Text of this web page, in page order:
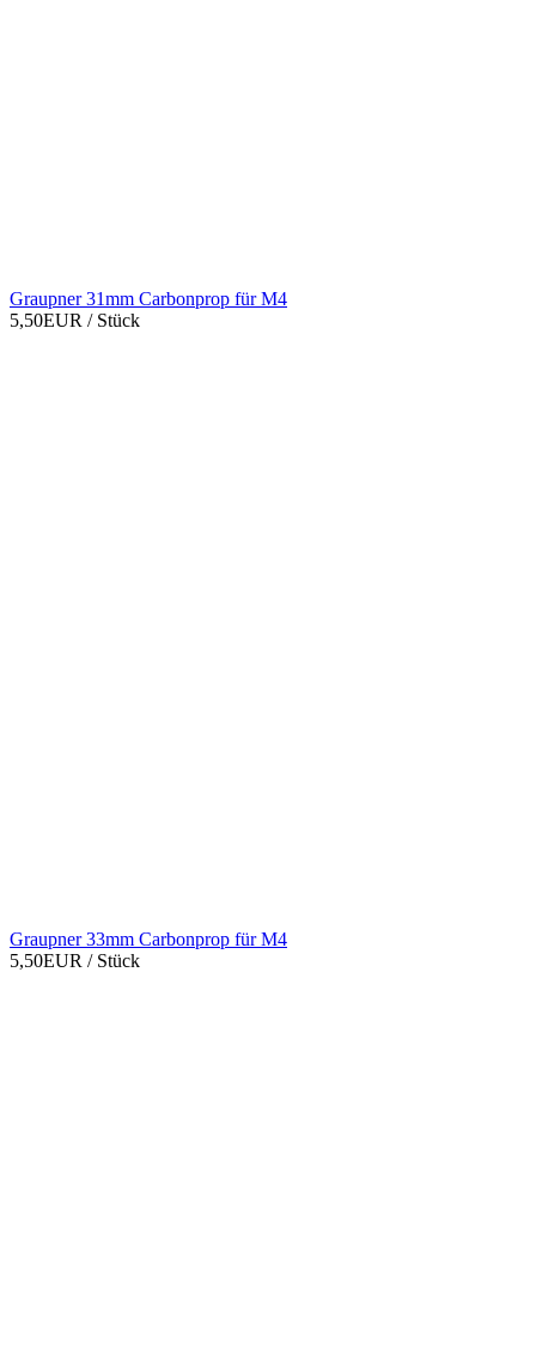
Graupner 31mm Carbonprop für M4
5,50EUR / Stück
Graupner 33mm Carbonprop für M4
5,50EUR / Stück